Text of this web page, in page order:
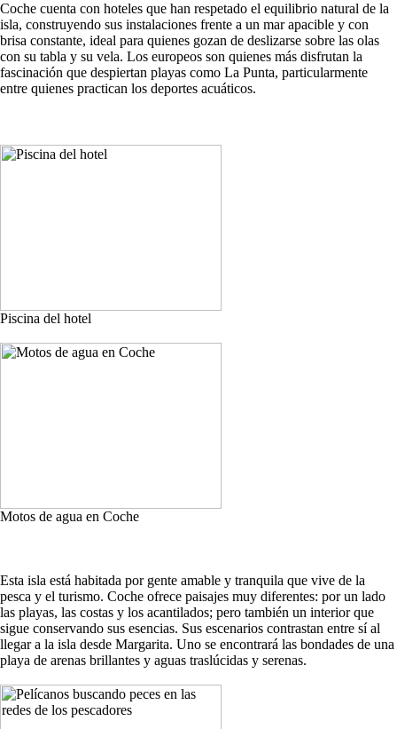
Coche cuenta con hoteles que han respetado el equilibrio natural de la
isla, construyendo sus instalaciones frente a un mar apacible y con
brisa constante, ideal para quienes gozan de deslizarse sobre las olas
con su tabla y su vela. Los europeos son quienes más disfrutan la
fascinación que despiertan playas como La Punta, particularmente
entre quienes practican los deportes acuáticos.
Piscina del hotel
Motos de agua en Coche
Esta isla está habitada por gente amable y tranquila que vive de la
pesca y el turismo. Coche ofrece paisajes muy diferentes: por un lado
las playas, las costas y los acantilados; pero también un interior que
sigue conservando sus esencias. Sus escenarios contrastan entre sí al
llegar a la isla desde Margarita. Uno se encontrará las bondades de una
playa de arenas brillantes y aguas traslúcidas y serenas.